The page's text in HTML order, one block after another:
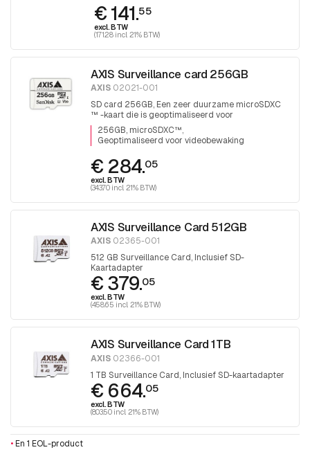
€ 141.55
excl. BTW
(171.28 incl. 21% BTW)
AXIS Surveillance card 256GB
AXIS 02021-001
SD card 256GB, Een zeer duurzame microSDXC
™ -kaart die is geoptimaliseerd voor
videobewaking.
256GB, microSDXC™
Geoptimaliseerd voor videobewaking
€ 284.05
excl. BTW
(343.70 incl. 21% BTW)
AXIS Surveillance Card 512GB
AXIS 02365-001
512 GB Surveillance Card, Inclusief SD-
Kaartadapter
€ 379.05
excl. BTW
(458.65 incl. 21% BTW)
AXIS Surveillance Card 1TB
AXIS 02366-001
1 TB Surveillance Card, Inclusief SD-kaartadapter
€ 664.05
excl. BTW
(803.50 incl. 21% BTW)
• En 1 EOL-product